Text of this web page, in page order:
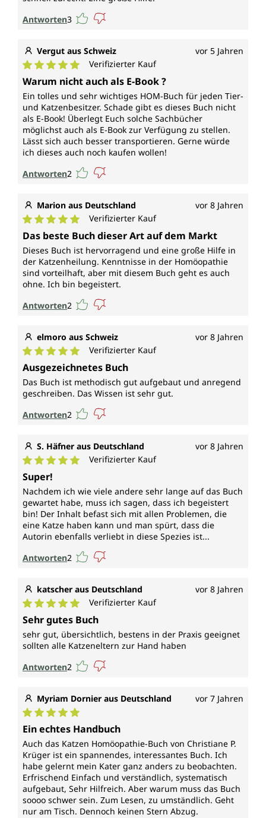
Antworten3
Vergut aus Schweiz vor 5 Jahren
Durchschnittliche Bewertung von 5 von 5 Sternen
Verifizierter Kauf
Warum nicht auch als E-Book ?
Ein tolles und sehr wichtiges HOM-Buch für jeden Tier-
und Katzenbesitzer. Schade gibt es dieses Buch nicht
als E-Book! Überlegt Euch solche Sachbücher
möglichst auch als E-Book zur Verfügung zu stellen.
Lässt sich auch besser transportieren. Gerne würde
ich dieses auch noch kaufen wollen!
Antworten2
Marion aus Deutschland vor 8 Jahren
Durchschnittliche Bewertung von 5 von 5 Sternen
Verifizierter Kauf
Das beste Buch dieser Art auf dem Markt
Dieses Buch ist hervorragend und eine große Hilfe in
der Katzenheilung. Kenntnisse in der Homöopathie
sind vorteilhaft, aber mit diesem Buch geht es auch
ohne. Ich bin begeistert.
Antworten2
elmoro aus Schweiz vor 8 Jahren
Durchschnittliche Bewertung von 5 von 5 Sternen
Verifizierter Kauf
Ausgezeichnetes Buch
Das Buch ist methodisch gut aufgebaut und anregend
geschreiben. Das Wissen ist sehr gut.
Antworten2
S. Häfner aus Deutschland vor 8 Jahren
Durchschnittliche Bewertung von 5 von 5 Sternen
Verifizierter Kauf
Super!
Nachdem ich wie viele andere sehr lange auf das Buch
gewartet habe, muss ich sagen, dass ich begeistert
bin! Der Inhalt befast sich mit allen Problemen, die
eine Katze haben kann und man spürt, dass die
Autorin ebenfalls verliebt in diese Spezies ist...
Antworten2
katscher aus Deutschland vor 8 Jahren
Durchschnittliche Bewertung von 5 von 5 Sternen
Verifizierter Kauf
Sehr gutes Buch
sehr gut, übersichtlich, bestens in der Praxis geeignet
sollten alle Katzeneltern zur Hand haben
Antworten2
Myriam Dornier aus Deutschland vor 7 Jahren
Durchschnittliche Bewertung von 5 von 5 Sternen
Ein echtes Handbuch
Auch das Katzen Homöopathie-Buch von Christiane P.
Krüger ist ein spannendes, interessantes Buch. Ich
habe gelernt mein Kater ganz anders zu beobachten.
Erfrischend Einfach und verständlich, systematisch
aufgebaut, Sehr Hilfreich. Aber warum muss das Buch
soooo schwer sein. Zum Lesen, zu umständlich. Geht
nur am Tisch. Dennoch keinen Stern Abzug.